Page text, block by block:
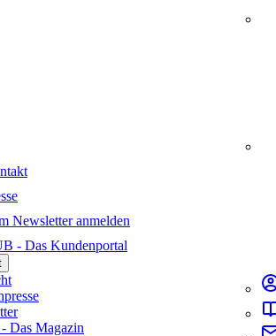
Newsletter anmelden
- Das Kundenportal
Das Magazin